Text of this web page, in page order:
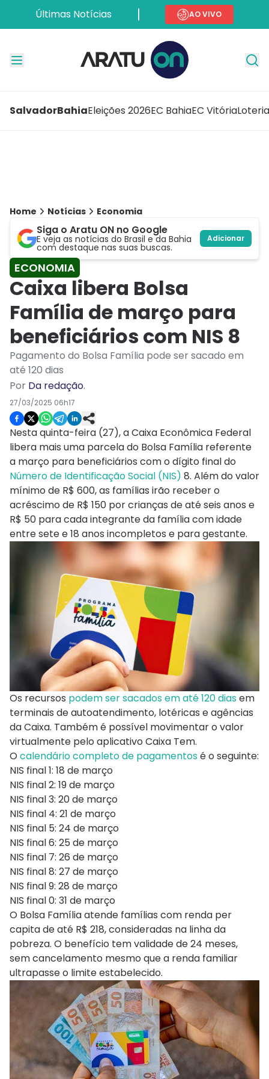
Últimas Notícias AO VIVO
SalvadorBahiaEleições 2026EC BahiaEC Vitória
Home Notícias Economia
Siga o Aratu ON no Google
E veja as notícias do Brasil e da Bahia
com destaque nas suas buscas.
Adicionar
ECONOMIA
Caixa libera Bolsa
Família de março para
beneficiários com NIS 8
Pagamento do Bolsa Família pode ser sacado em
até 120 dias
Por Da redação.
27/03/2025 06h17
Nesta quinta-feira (27), a Caixa Econômica Federal
libera mais uma parcela do Bolsa Família referente
a março para beneficiários com o dígito final do
Número de Identificação Social (NIS) 8. Além do valor
mínimo de R$ 600, as famílias irão receber o
acréscimo de R$ 150 por crianças de até seis anos e
R$ 50 para cada integrante da família com idade
entre sete e 18 anos incompletos e para gestante.
Os recursos podem ser sacados em até 120 diasem
terminais de autoatendimento, lotéricas e agências
da Caixa. Também é possível movimentar o valor
virtualmente pelo aplicativo Caixa Tem.
O calendário completo de pagamentosé o seguinte:
NIS final 1: 18 de março
NIS final 2: 19 de março
NIS final 3: 20 de março
NIS final 4: 21 de março
NIS final 5: 24 de março
NIS final 6: 25 de março
NIS final 7: 26 de março
NIS final 8: 27 de março
NIS final 9: 28 de março
NIS final 0: 31 de março
O Bolsa Família atende famílias com renda per
capita de até R$ 218, consideradas na linha da
pobreza. O benefício tem validade de 24 meses,
sem cancelamento mesmo que a renda familiar
ultrapasse o limite estabelecido.